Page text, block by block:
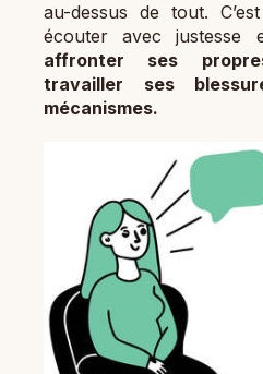
au-dessus de tout.
écouter avec justesse
affronter ses
travailler ses
mécanismes.